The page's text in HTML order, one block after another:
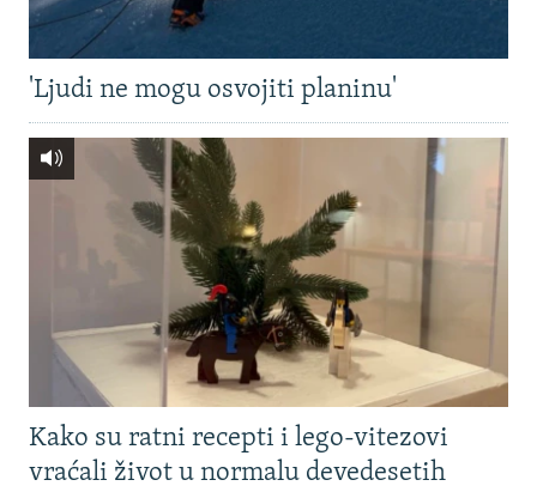
'Ljudi ne mogu osvojiti planinu'
Kako su ratni recepti i lego-vitezovi
vraćali život u normalu devedesetih